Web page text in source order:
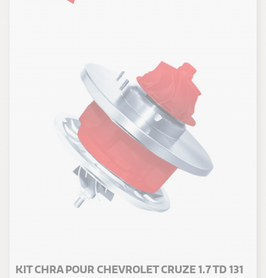
KIT CHRA POUR CHEVROLET CRUZE 1.7 TD 131